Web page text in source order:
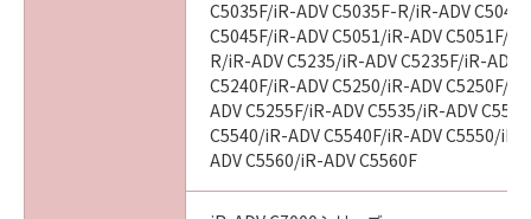
ANY OTHER COMMUNICATIONS BETWEEN
YOU AND CANON RELATING TO THE
SUBJECT MATTER HEREOF. NO AMENDMENT
TO THIS AGREEMENT SHALL BE EFFECTIVE
UNLESS SIGNED BY A DULY AUTHORISED
REPRESENTATIVE OF CANON.
Should you have any questions concerning
C5035F/iR-ADV C5035F-R/iR-ADV
C5045F/iR-ADV C5051/iR-ADV C5051F/
R/iR-ADV C5235/iR-ADV C5235F/iR-ADV
C5240F/iR-ADV C5250/iR-ADV C5250F/
ADV C5255F/iR-ADV C5535/iR-ADV
C5540/iR-ADV C5540F/iR-ADV C5550/iR-
ADV C5560/iR-ADV C5560F